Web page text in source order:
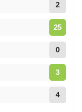
2
25
0
3
4